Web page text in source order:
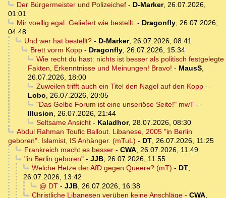
Der Bürgermeister und Polizeichef- D-Marker, 26.07.2026,
01:01
Mir voellig egal. Geliefert wie bestellt. - Dragonfly, 26.07.2026,
04:48
Und wer hat bestellt?- D-Marker, 26.07.2026, 08:41
Brett vorm Kopp- Dragonfly, 26.07.2026, 15:34
Wie recht du hast: nichts ist besser als politisch festgelegte
Fakten, Erkenntnisse und Meinungen! Bravo! - MausS,
26.07.2026, 18:00
Zuweilen trifft auch ein Titel den Nagel auf den Kopp-
Lobo, 26.07.2026, 20:05
"Das Gelbe Forum ist eine unseriöse Seite!" mwT-
Illusion, 26.07.2026, 21:44
Seltsame Ansicht- Kaladhor, 28.07.2026, 08:30
Abdul Rahman Toufic Ballout. Libanese, 2005 "in Berlin
geboren". Islamist, IS Anhänger. (mTuL) - DT, 26.07.2026, 11:25
Frankreich macht es besser- CWA, 26.07.2026, 11:49
"in Berlin geboren"- JJB, 26.07.2026, 11:55
Welche Hetze der AfD gegen Queere? (mT) - DT,
26.07.2026, 13:42
@ DT- JJB, 26.07.2026, 16:38
Christliche Libanesen verüben keine Anschläge- CWA,